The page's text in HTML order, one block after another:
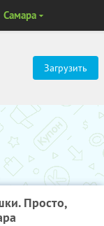
Загрузить
Самара
Просто,